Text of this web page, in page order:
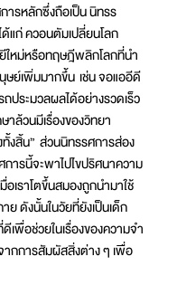
ารหลักซึ่งถือเป็น นิทรร
แก่ ควอนตัมเปลี่ยนโลก
ยีใหม่หรือทฤษฎีพลิกโลกที่นำ
ษย์เพิ่มมากขึ้น เช่น จอแออีดี
ประมวลผลได้อย่างรวดเร็ว
าล้วนมีเรื่องของวิทยา
งสิ้น” ส่วนนิทรรศการส่อง
ารนี้จะพาไปไขปริศนาความ
อเราโตขึ้นสมองถูกนำมาใช้
ย ดังนั้นในวัยที่ยังเป็นเด็ก
พื่อช่วยในเรื่องของความจำ
ากการสัมผัสสิ่งต่าง ๆ เพื่อ